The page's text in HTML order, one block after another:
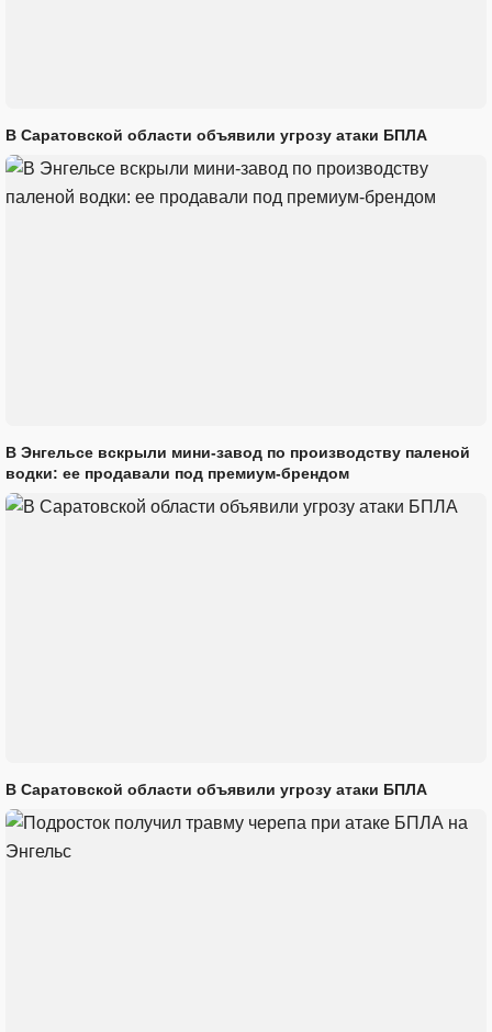
В Саратовской области объявили угрозу атаки БПЛА
В Энгельсе вскрыли мини-завод по производству паленой
водки: ее продавали под премиум-брендом
В Саратовской области объявили угрозу атаки БПЛА